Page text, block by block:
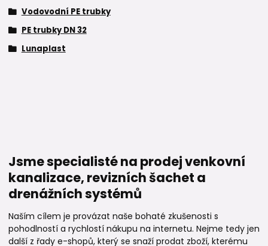
Vodovodní PE trubky
PE trubky DN 32
Lunaplast
Jsme specialisté na prodej venkovní
kanalizace, revizních šachet a
drenážních systémů
Naším cílem je provázat naše bohaté zkušenosti s
pohodlností a rychlostí nákupu na internetu. Nejme tedy jen
další z řady e-shopů, který se snaží prodat zboží, kterému